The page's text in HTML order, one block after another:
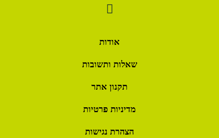
אודות
שאלות ותשובות
תקנון אתר
מדיניות פרטיות
הצהרת נגישות